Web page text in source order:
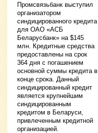
Промсвязьбанк выступил
организатором
синдицированного кредита
для ОАО «АСБ
Беларусбанк» на $145
млн. Кредитные средства
предоставлены на срок
364 дня с погашением
основной суммы кредита в
конце срока. Данный
синдицированный кредит
является крупнейшим
синдицированным
кредитом в Беларуси,
привлеченным кредитной
организацией.